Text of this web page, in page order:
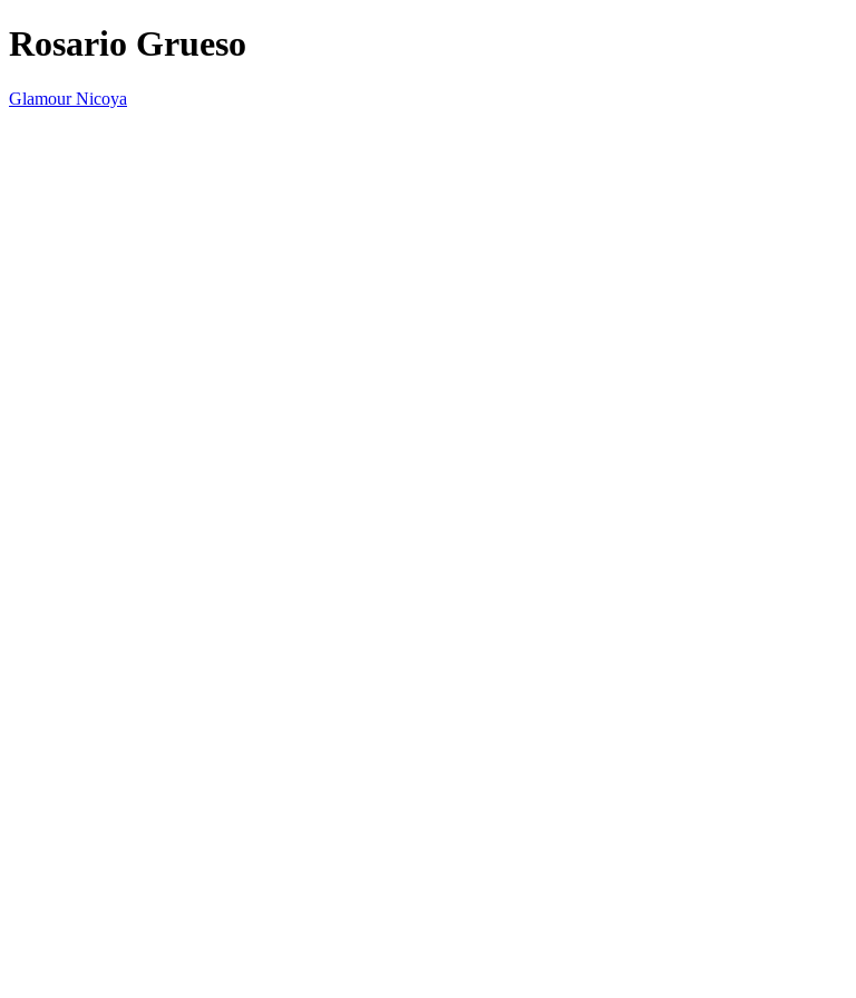
Rosario Grueso
Glamour Nicoya